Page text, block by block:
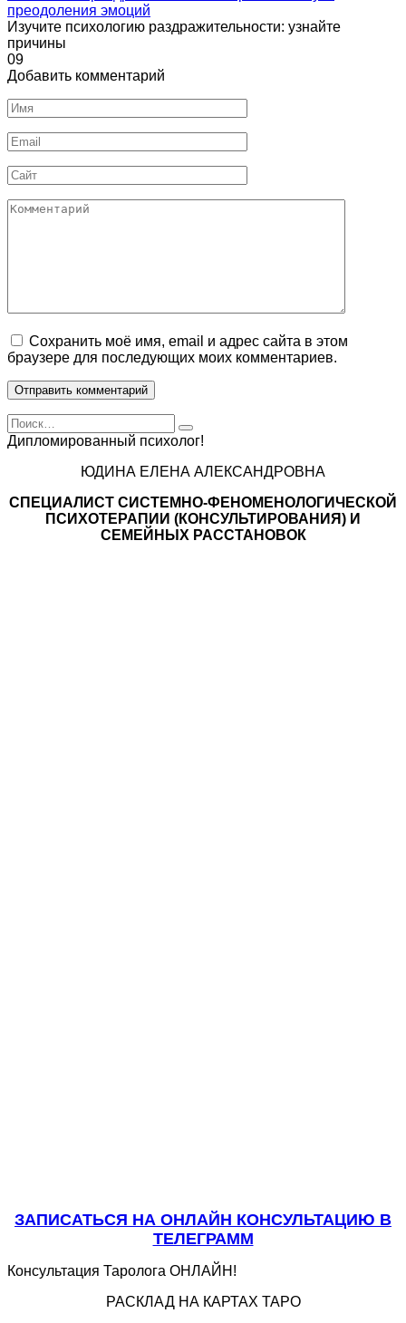
преодоления эмоций
Изучите психологию раздражительности: узнайте
причины
09
Добавить комментарий
Имя
Email
Сайт
Комментарий
Сохранить моё имя, email и адрес сайта в этом
браузере для последующих моих комментариев.
Search
for:
Дипломированный психолог!
ЮДИНА ЕЛЕНА АЛЕКСАНДРОВНА
СПЕЦИАЛИСТ CИСТЕМНО-ФЕНОМЕНОЛОГИЧЕСКОЙ
ПСИХОТЕРАПИИ (КОНСУЛЬТИРОВАНИЯ) И
СЕМЕЙНЫХ РАССТАНОВОК
ЗАПИСАТЬСЯ НА ОНЛАЙН КОНСУЛЬТАЦИЮ В
ТЕЛЕГРАММ
Консультация Таролога ОНЛАЙН!
РАСКЛАД НА КАРТАХ ТАРО